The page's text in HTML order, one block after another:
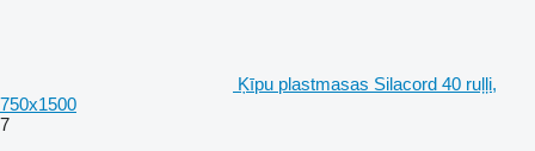
Ķīpu plastmasas Silacord 40 ruļļi,
750x1500
7